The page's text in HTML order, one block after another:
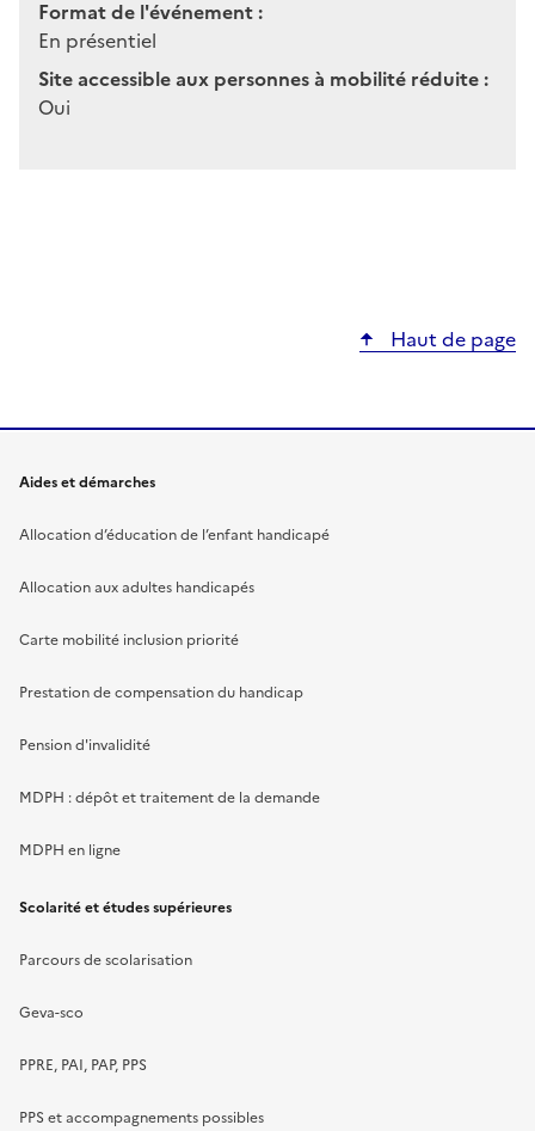
Format de l'événement :
En présentiel
Site accessible aux personnes à mobilité réduite :
Oui
Haut de page
Aides et démarches
Allocation d’éducation de l’enfant handicapé
Allocation aux adultes handicapés
Carte mobilité inclusion priorité
Prestation de compensation du handicap
Pension d'invalidité
MDPH : dépôt et traitement de la demande
MDPH en ligne
Scolarité et études supérieures
Parcours de scolarisation
Geva-sco
PPRE, PAI, PAP, PPS
PPS et accompagnements possibles